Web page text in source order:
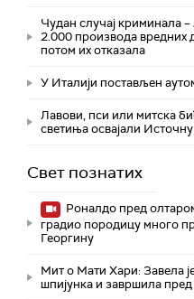
Чудан случај криминала
2.000 производа вредних
потом их отказала
У Италији постављен
Лавови, пси или митска
светиња освајали Источну
Свет познатих
Роналдо пред
градио породицу много
Георгину
Мит о Мати Хари: Завела
шпијунка и завршила